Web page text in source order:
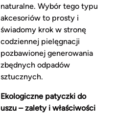
naturalne. Wybór tego typu
akcesoriów to prosty i
świadomy krok w stronę
codziennej pielęgnacji
pozbawionej generowania
zbędnych odpadów
sztucznych.
Ekologiczne patyczki do
uszu – zalety i właściwości